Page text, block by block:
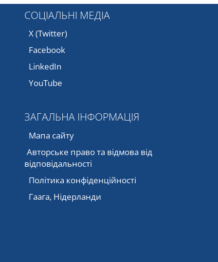
СОЦІАЛЬНІ МЕДІА
X (Twitter)
Facebook
LinkedIn
YouTube
ЗАГАЛЬНА ІНФОРМАЦІЯ
Мапа сайту
Авторське право та відмова від
відповідальності
Політика конфіденційності
Гаага, Нідерланди